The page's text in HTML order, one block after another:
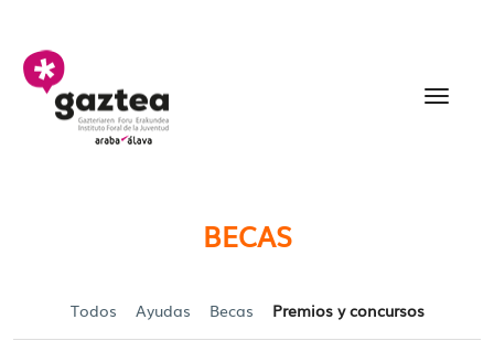
Saltar al contenido principal
BECAS
Todos Ayudas Becas Premios y concursos